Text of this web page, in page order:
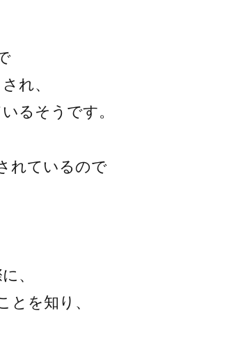
れ、
るそうです。
れているので
、
とを知り、